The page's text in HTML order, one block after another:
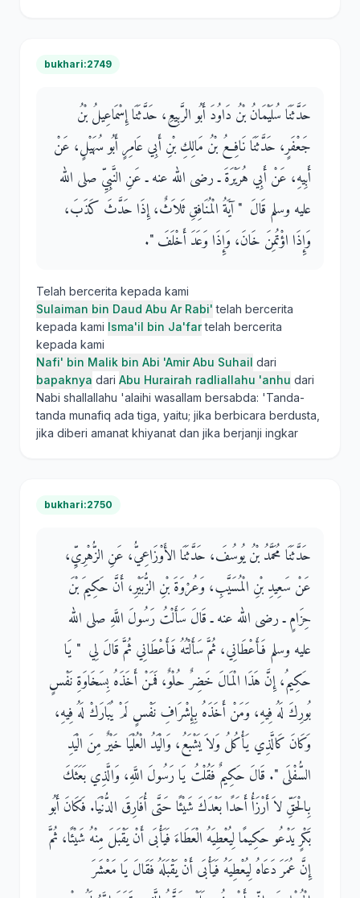
bukhari:2749
حَدَّثَنَا سُلَيْمَانُ بْنُ دَاوُدَ أَبُو الرَّبِيعِ، حَدَّثَنَا إِسْمَاعِيلُ بْنُ
جَعْفَرٍ، حَدَّثَنَا نَافِعُ بْنُ مَالِكِ بْنِ أَبِي عَامِرٍ أَبُو سُهَيْلٍ، عَنْ
أَبِيهِ، عَنْ أَبِي هُرَيْرَةَ ـ رضى الله عنه ـ عَنِ النَّبِيِّ صلى الله
عليه وسلم قَالَ ‏ "‏ آيَةُ الْمُنَافِقِ ثَلاَثٌ، إِذَا حَدَّثَ كَذَبَ،
وَإِذَا اؤْتُمِنَ خَانَ، وَإِذَا وَعَدَ أَخْلَفَ ‏"‏‏.‏
Telah bercerita kepada kami
Sulaiman bin Daud Abu Ar Rabi' telah bercerita
kepada kami Isma'il bin Ja'fartelah bercerita
kepada kami
Nafi' bin Malik bin Abi 'Amir Abu Suhail dari
bapaknya dari Abu Hurairah radliallahu 'anhu dari
Nabi shallallahu 'alaihi wasallam bersabda: 'Tanda-
tanda munafiq ada tiga, yaitu; jika berbicara berdusta,
jika diberi amanat khiyanat dan jika berjanji ingkar
bukhari:2750
حَدَّثَنَا مُحَمَّدُ بْنُ يُوسُفَ، حَدَّثَنَا الأَوْزَاعِيُّ، عَنِ الزُّهْرِيِّ،
عَنْ سَعِيدِ بْنِ الْمُسَيَّبِ، وَعُرْوَةَ بْنِ الزُّبَيْرِ، أَنَّ حَكِيمَ بْنَ
حِزَامٍ ـ رضى الله عنه ـ قَالَ سَأَلْتُ رَسُولَ اللَّهِ صلى الله
عليه وسلم فَأَعْطَانِي، ثُمَّ سَأَلْتُهُ فَأَعْطَانِي ثُمَّ قَالَ لِي ‏ "‏ يَا
حَكِيمُ، إِنَّ هَذَا الْمَالَ خَضِرٌ حُلْوٌ، فَمَنْ أَخَذَهُ بِسَخَاوَةِ نَفْسٍ
بُورِكَ لَهُ فِيهِ، وَمَنْ أَخَذَهُ بِإِشْرَافِ نَفْسٍ لَمْ يُبَارَكْ لَهُ فِيهِ،
وَكَانَ كَالَّذِي يَأْكُلُ وَلاَ يَشْبَعُ، وَالْيَدُ الْعُلْيَا خَيْرٌ مِنَ الْيَدِ
السُّفْلَى ‏"‏‏.‏ قَالَ حَكِيمٌ فَقُلْتُ يَا رَسُولَ اللَّهِ، وَالَّذِي بَعَثَكَ
بِالْحَقِّ لاَ أَرْزَأُ أَحَدًا بَعْدَكَ شَيْئًا حَتَّى أُفَارِقَ الدُّنْيَا‏.‏ فَكَانَ أَبُو
بَكْرٍ يَدْعُو حَكِيمًا لِيُعْطِيَهُ الْعَطَاءَ فَيَأْبَى أَنْ يَقْبَلَ مِنْهُ شَيْئًا، ثُمَّ
إِنَّ عُمَرَ دَعَاهُ لِيُعْطِيَهُ فَيَأْبَى أَنْ يَقْبَلَهُ فَقَالَ يَا مَعْشَرَ